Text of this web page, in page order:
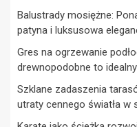
Balustrady mosiężne:
patyna i luksusowa
Gres na ogrzewanie
drewnopodobne to
Szklane zadaszenia
utraty cennego światła w